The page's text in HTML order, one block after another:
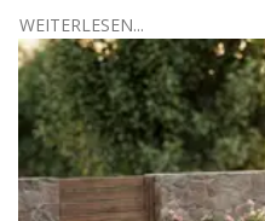
WEITERLESEN...